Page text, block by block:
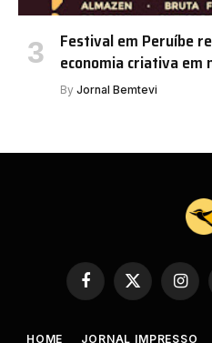
Festival em Peruíbe
economia criativa em
By Jornal Bemtevi
Facebook
X
HOME JORNAL IMPRESSO